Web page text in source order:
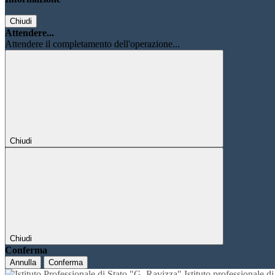
Chiudi
Attendere...
Attendere il completamento dell'operazione...
Chiudi
Chiudi
Conferma
Annulla Conferma